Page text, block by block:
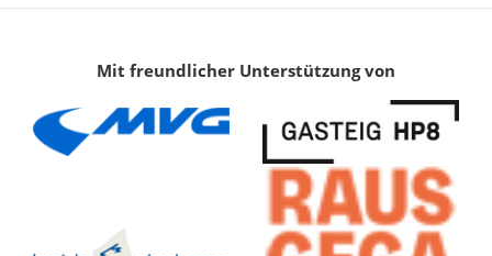
Mit freundlicher Unterstützung von